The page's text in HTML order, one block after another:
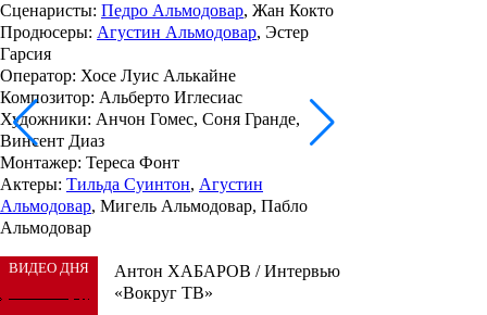
Сценаристы: Педро Альмодовар, Жан Кокто
Продюсеры: Агустин Альмодовар, Эстер
Гарсия
Оператор: Хосе Луис Алькайне
Композитор: Альберто Иглесиас
Художники: Анчон Гомес, Соня Гранде,
Винсент Диаз
Монтажер: Тереса Фонт
Актеры: Тильда Суинтон, Агустин
Альмодовар, Мигель Альмодовар, Пабло
Альмодовар
ВИДЕО ДНЯ
Антон ХАБАРОВ / Интервью
«Вокруг ТВ»